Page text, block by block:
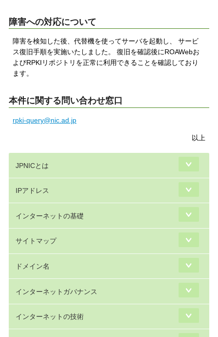
障害への対応について
障害を検知した後、代替機を使ってサーバを起動し、 サービ
ス復旧手順を実施いたしました。 復旧を確認後にROAWebお
よびRPKIリポジトリを正常に利用できることを確認しており
ます。
本件に関する問い合わせ窓口
rpki-query@nic.ad.jp
以上
JPNICとは
IPアドレス
インターネットの基礎
サイトマップ
ドメイン名
インターネットガバナンス
インターネットの技術